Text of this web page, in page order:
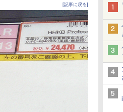
[記事に戻る]